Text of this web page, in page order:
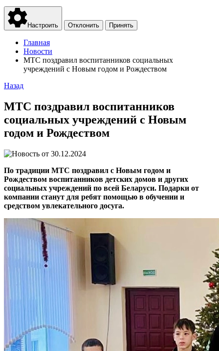
Настроить Отклонить Принять
Главная
Новости
МТС поздравил воспитанников социальных
учреждений с Новым годом и Рождеством
Назад
МТС поздравил воспитанников
социальных учреждений с Новым
годом и Рождеством
30.12.2024
По традиции МТС поздравил с Новым годом и
Рождеством воспитанников детских домов и других
социальных учреждений по всей Беларуси. Подарки от
компании станут для ребят помощью в обучении и
средством увлекательного досуга.